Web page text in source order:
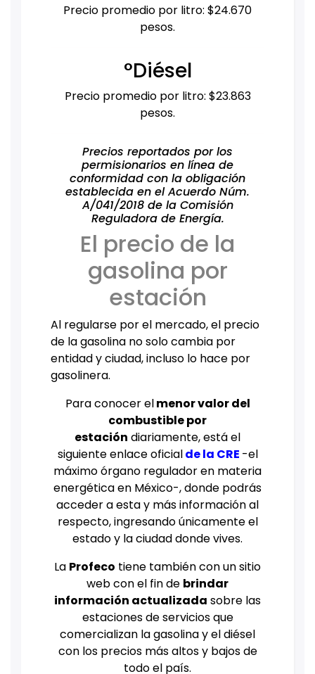
Precio promedio por litro: $24.670
pesos.
°Diésel
Precio promedio por litro: $23.863
pesos.
Precios reportados por los
permisionarios en línea de
conformidad con la obligación
establecida en el Acuerdo Núm.
A/041/2018 de la Comisión
Reguladora de Energía.
El precio de la
gasolina por
estación
Al regularse por el mercado, el precio
de la gasolina no solo cambia por
entidad y ciudad, incluso lo hace por
gasolinera.
Para conocer elmenor valor del
combustible por
estación diariamente, está el
siguiente enlace oficialde la CRE -el
máximo órgano regulador en materia
energética en México-, donde podrás
acceder a esta y más información al
respecto, ingresando únicamente el
estado y la ciudad donde vives.
La Profeco tiene también con un sitio
web con el fin de brindar
información actualizada sobre las
estaciones de servicios que
comercializan la gasolina y el diésel
con los precios más altos y bajos de
todo el país.